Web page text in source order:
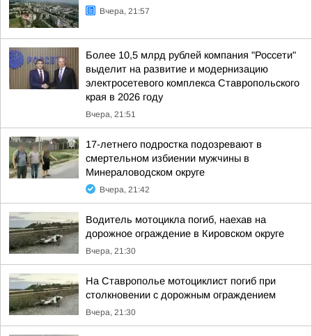
Вчера, 21:57
Более 10,5 млрд рублей компания "Россети"
выделит на развитие и модернизацию
электросетевого комплекса Ставропольского
края в 2026 году
Вчера, 21:51
17-летнего подростка подозревают в
смертельном избиении мужчины в
Минераловодском округе
Вчера, 21:42
Водитель мотоцикла погиб, наехав на
дорожное ограждение в Кировском округе
Вчера, 21:30
На Ставрополье мотоциклист погиб при
столкновении с дорожным ограждением
Вчера, 21:30